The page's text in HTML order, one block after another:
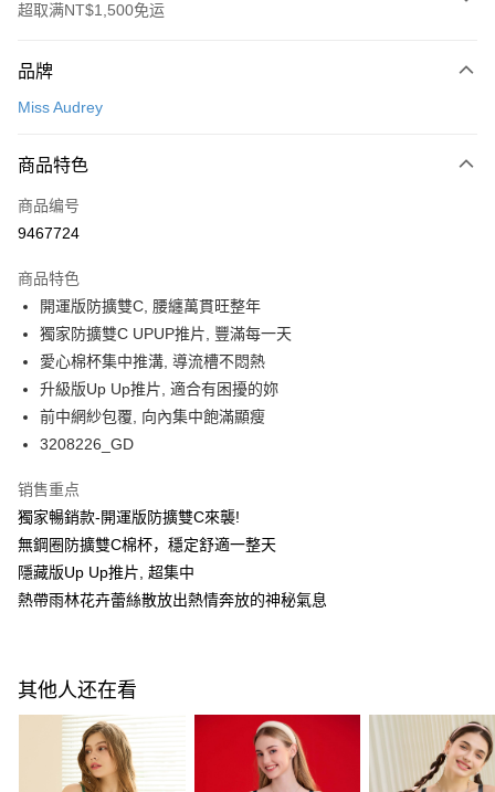
超取满NT$1,500免运
信用卡一次付款
LINE Pay
Apple Pay
Google Pay
PXPay Plus
Plus PAY
AFTEE先享后付
相关说明
1. 於付款方式選擇AFTEE先享後付，將跳出AFTEE先享後付手機驗證視
2. 進行簡訊驗證之後，即可完成結帳手續。
3. 訂單確認後不需事先繳費，商品會配送至您的指定地址。
4. 下訂完成後，您的手機會收到一封繳費通知簡訊，APP會員則會收到
AFTEE APP推播通知。
5. 收到商品當下無需繳費，確認無誤後，請再利用繳費通知簡訊或AFTEE
有最長 45 天內付款之服務。
繳費期限，為商家向您請款的時間，再加上使用AFTEE可延長的天數所計算
出。使用AFTEE下訂可以延長您收到商品前的繳費天數，但無法保證一定能
夠在期限內收到商品(例如:預購商品或預計到貨時間較長者)。因此無論收到
商品與否，仍需要請您在AFTEE規定的時間內完成繳費。
ATM付款
运送方式
全家取付
每笔NT$100，满NT$1,500(含以上)免运费
7-11取付
每笔NT$100，满NT$1,500(含以上)免运费
付款後7-11取貨
品牌
Miss Audrey
商品特色
商品编号
9467724
商品特色
開運版防擴雙C, 腰纏萬貫旺整年
獨家防擴雙C UPUP推片, 豐滿每一天
愛心棉杯集中推溝, 導流槽不悶熱
升級版Up Up推片, 適合有困擾的妳
前中網紗包覆, 向內集中飽滿顯瘦
3208226_GD
销售重点
獨家暢銷款-開運版防擴雙C來襲!
無鋼圈防擴雙C棉杯，穩定舒適一整天
隱藏版Up Up推片, 超集中
熱帶雨林花卉蕾絲散放出熱情奔放的神秘氣息
其他人还在看